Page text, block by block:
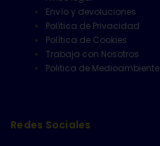
Envío y devoluciones
Política de Privacidad
Política de Cookies
Trabaja con Nosotros
Politica de Medioambiente
Redes Sociales